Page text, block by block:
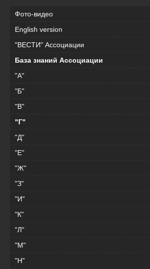
Фото-видео
English version
"ВЕСТИ" Ассоциации
База знаний Ассоциации
"А"
"Б"
"В"
"Г"
"Д"
"Е"
"Ж"
"З"
"И"
"К"
"Л"
"М"
"Н"